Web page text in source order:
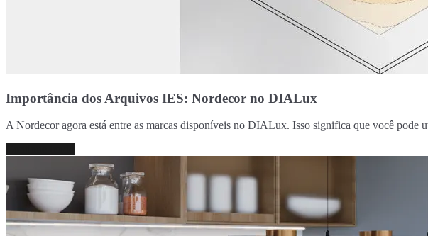
Importância dos Arquivos IES: Nordecor no DIALux
A Nordecor agora está entre as marcas disponíveis no DIALux. Isso significa que você pode